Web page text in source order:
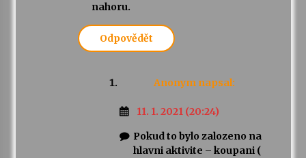
nahoru.
Odpovědět
Anonym napsal:
11. 1. 2021 (20:24)
Pokud to bylo zalozeno na
hlavni aktivite – koupani (